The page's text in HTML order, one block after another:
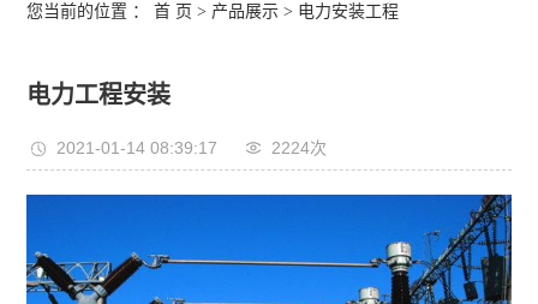
您当前的位置 ：首 页 > 产品展示 > 电力安装工程
电力工程安装
2021-01-14 08:39:17 2224次